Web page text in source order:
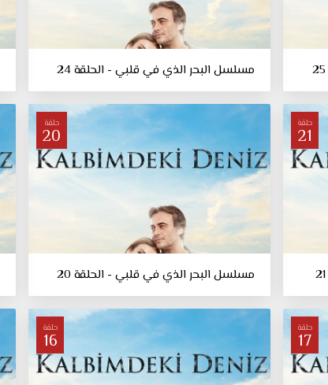
مسلسل البحر الذي في قلبي - الحلقة 24
حلقة
21
حلقة
20
مسلسل البحر الذي في قلبي - الحلقة 20
حلقة
17
حلقة
16